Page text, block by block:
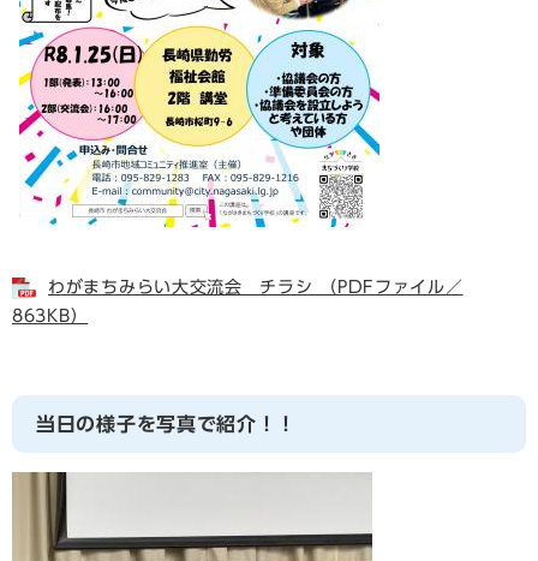
わがまちみらい大交流会 チラシ （PDFファイル／
863KB）
当日の様子を写真で紹介！！